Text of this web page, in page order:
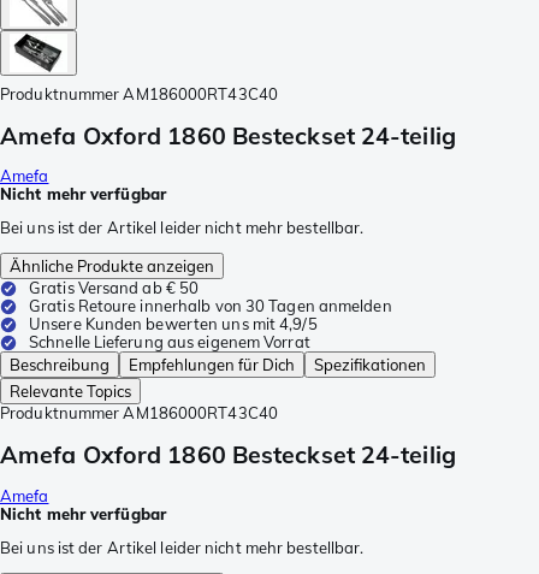
Produktnummer AM186000RT43C40
Amefa Oxford 1860 Besteckset 24-teilig
Amefa
Nicht mehr verfügbar
Bei uns ist der Artikel leider nicht mehr bestellbar.
Ähnliche Produkte anzeigen
Gratis Versand ab € 50
Gratis Retoure innerhalb von 30 Tagen anmelden
Unsere Kunden bewerten uns mit 4,9/5
Schnelle Lieferung aus eigenem Vorrat
Beschreibung
Empfehlungen für Dich
Spezifikationen
Relevante Topics
Produktnummer AM186000RT43C40
Amefa Oxford 1860 Besteckset 24-teilig
Amefa
Nicht mehr verfügbar
Bei uns ist der Artikel leider nicht mehr bestellbar.